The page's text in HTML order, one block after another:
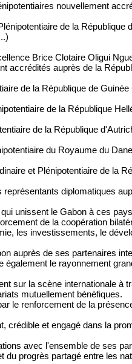
nouvellement
de la République
Brice Clotaire Oligui
accrédités auprès de la
de la République de
de la République
de la République
du Royaume du
et Plénipotentiaire de la
diplomatiques
unissent le Gabon à ces
de la coopération
les investissements, le
auprès de ses partenaires
le rayonnement
sur la scène internationale à
mutuellement bénéfiques.
le renforcement de la
et engagé dans la
avec l'ensemble de ses
du progrès partagé entre les